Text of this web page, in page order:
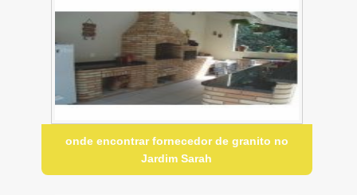
onde encontrar fornecedor de granito no
Jardim Sarah